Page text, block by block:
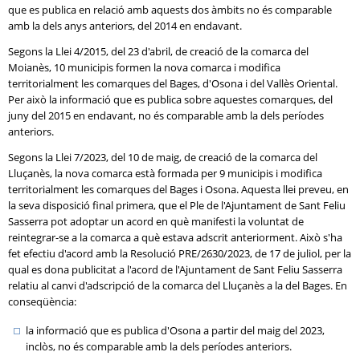
que es publica en relació amb aquests dos àmbits no és comparable
amb la dels anys anteriors, del 2014 en endavant.
Segons la Llei 4/2015, del 23 d'abril, de creació de la comarca del
Moianès, 10 municipis formen la nova comarca i modifica
territorialment les comarques del Bages, d'Osona i del Vallès Oriental.
Per això la informació que es publica sobre aquestes comarques, del
juny del 2015 en endavant, no és comparable amb la dels períodes
anteriors.
Segons la Llei 7/2023, del 10 de maig, de creació de la comarca del
Lluçanès, la nova comarca està formada per 9 municipis i modifica
territorialment les comarques del Bages i Osona. Aquesta llei preveu, en
la seva disposició final primera, que el Ple de l'Ajuntament de Sant Feliu
Sasserra pot adoptar un acord en què manifesti la voluntat de
reintegrar-se a la comarca a què estava adscrit anteriorment. Això s'ha
fet efectiu d'acord amb la Resolució PRE/2630/2023, de 17 de juliol, per la
qual es dona publicitat a l'acord de l'Ajuntament de Sant Feliu Sasserra
relatiu al canvi d'adscripció de la comarca del Lluçanès a la del Bages. En
conseqüència:
la informació que es publica d'Osona a partir del maig del 2023,
inclòs, no és comparable amb la dels períodes anteriors.